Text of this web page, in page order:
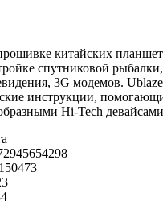
китайских
спутниковой рыбалки,
3G модемов.
инструкции,
Hi-Tech